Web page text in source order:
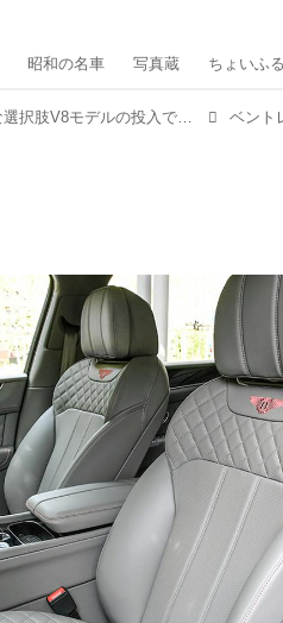
昭和の名車 写真蔵 ちょいふ
【最新SUVコレクション④】新たな選択肢V8モデルの投入でさらに存在感を増した至高のSUVベントレー ベンテイガ ベント